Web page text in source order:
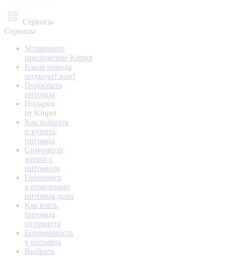
Сервисы
Сервисы
Установите
приложение Kinpet
Какая порода
подходит вам?
Подобрать
питомца
Подарки
от Kinpet
Как выбрать
и купить
питомца
Симулятор
жизни с
питомцем
Готовимся
к появлению
питомца дома
Как взять
питомца
из приюта
Беременность
у питомца
Выбрать